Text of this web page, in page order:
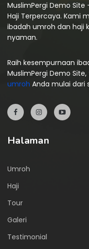
MuslimPergi Demo
Haji Terpercaya. Kami
ibadah umroh dan haji
nyaman.
Raih kesempurnaan
MuslimPergi Demo
umroh Anda mulai dari
Halaman
Umroh
Haji
Tour
Galeri
Testimonial